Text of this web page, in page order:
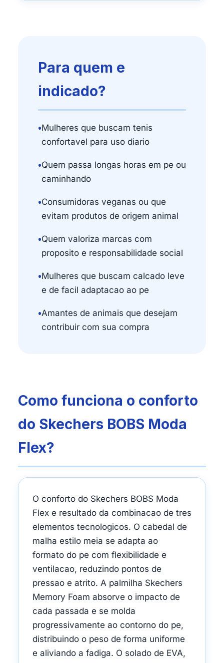
Para quem e
indicado?
•Mulheres que buscam tenis
confortavel para uso diario
•Quem passa longas horas em pe ou
caminhando
•Consumidoras veganas ou que
evitam produtos de origem animal
•Quem valoriza marcas com
proposito e responsabilidade social
•Mulheres que buscam calcado leve
e de facil adaptacao ao pe
•Amantes de animais que desejam
contribuir com sua compra
Como funciona o conforto
do Skechers BOBS Moda
Flex?
O conforto do Skechers BOBS Moda
Flex e resultado da combinacao de tres
elementos tecnologicos. O cabedal de
malha estilo meia se adapta ao
formato do pe com flexibilidade e
ventilacao, reduzindo pontos de
pressao e atrito. A palmilha Skechers
Memory Foam absorve o impacto de
cada passada e se molda
progressivamente ao contorno do pe,
distribuindo o peso de forma uniforme
e aliviando a fadiga. O solado de EVA,